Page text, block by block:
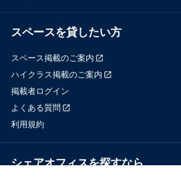
スペースを貸したい方
スペース掲載のご案内
ハイクラス掲載のご案内
掲載者ログイン
よくある質問
利用規約
シェアオフィスを探すなら